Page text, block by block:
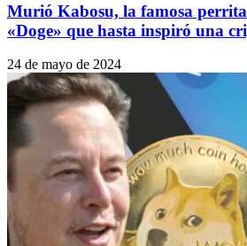
Murió Kabosu, la famosa perrita
«Doge» que hasta inspiró una
24 de mayo de 2024